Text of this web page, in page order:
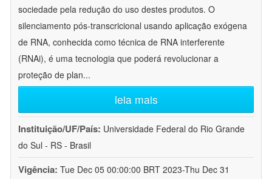
sociedade pela redução do uso destes produtos. O
silenciamento pós-transcricional usando aplicação exógena
de RNA, conhecida como técnica de RNA interferente
(RNAi), é uma tecnologia que poderá revolucionar a
proteção de plan...
leia mais
Instituição/UF/País: Universidade Federal do Rio Grande
do Sul - RS - Brasil
Vigência: Tue Dec 05 00:00:00 BRT 2023-Thu Dec 31